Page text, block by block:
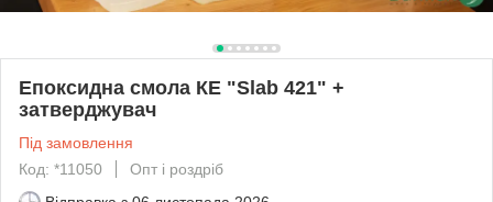
Епоксидна смола КЕ "Slab 421" +
затверджувач
Під замовлення
Код: *11050
Опт і роздріб